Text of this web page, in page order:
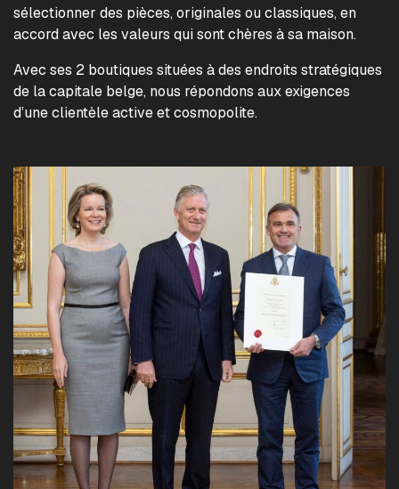
sélectionner des pièces, originales ou classiques, en
accord avec les valeurs qui sont chères à sa maison.
Avec ses 2 boutiques situées à des endroits stratégiques
de la capitale belge, nous répondons aux exigences
d’une clientèle active et cosmopolite.